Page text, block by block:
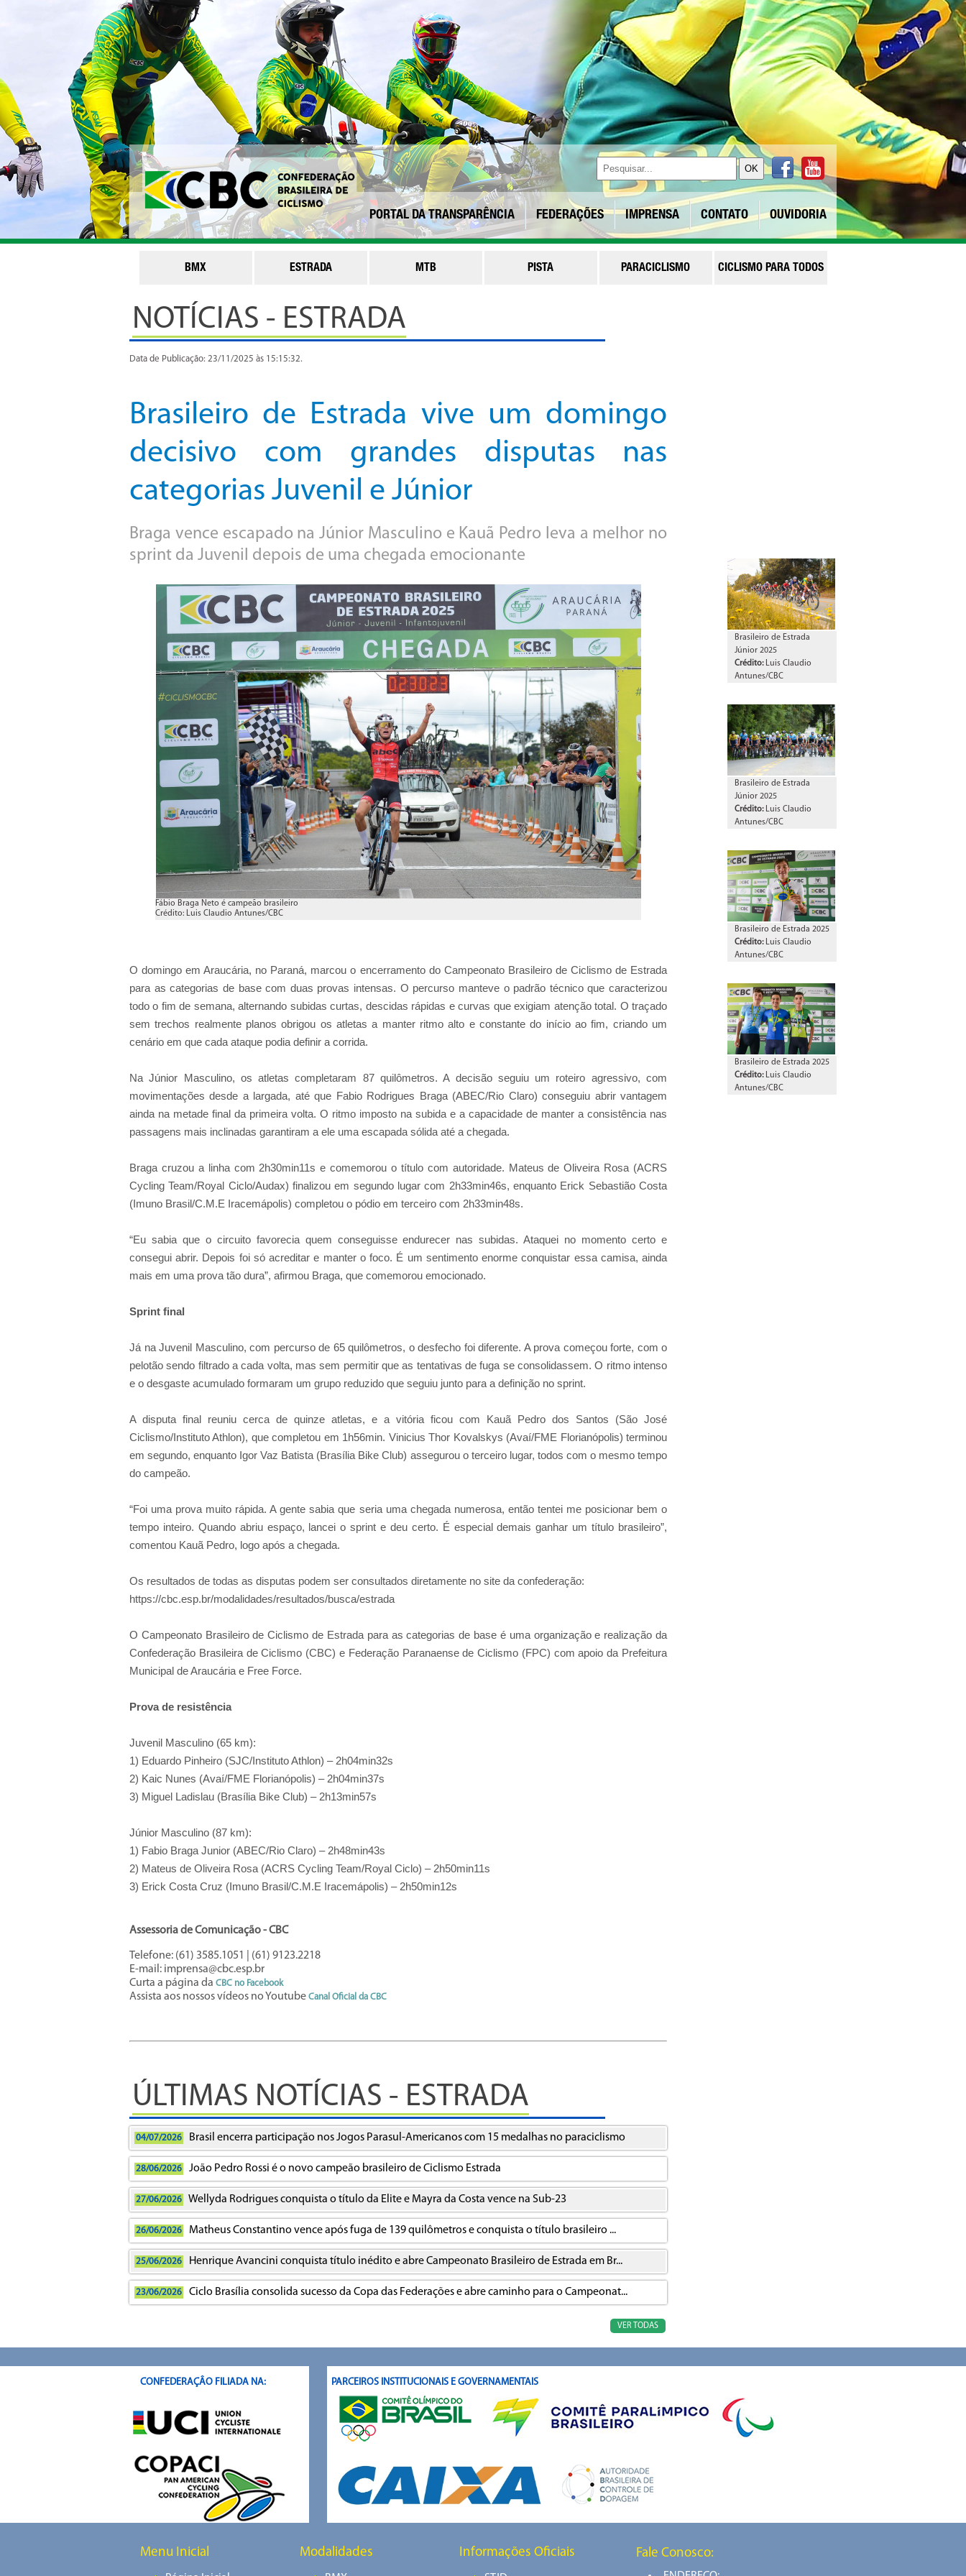
OK
OUVIDORIA
CONTATO
IMPRENSA
FEDERAÇÕES
PORTAL DA TRANSPARÊNCIA
BMX ESTRADA MTB PISTA PARACICLISMO CICLISMO PARA TODOS
NOTÍCIAS - ESTRADA
Data de Publicação: 23/11/2025 às 15:15:32.
Brasileiro de Estrada vive um domingo
decisivo com grandes disputas nas
categorias Juvenil e Júnior
Braga vence escapado na Júnior Masculino e Kauã Pedro leva a melhor no
sprint da Juvenil depois de uma chegada emocionante
Fábio Braga Neto é campeão brasileiro
Crédito: Luis Claudio Antunes/CBC
O domingo em Araucária, no Paraná, marcou o encerramento do Campeonato Brasileiro de Ciclismo de Estrada
para as categorias de base com duas provas intensas. O percurso manteve o padrão técnico que caracterizou
todo o fim de semana, alternando subidas curtas, descidas rápidas e curvas que exigiam atenção total. O traçado
sem trechos realmente planos obrigou os atletas a manter ritmo alto e constante do início ao fim, criando um
cenário em que cada ataque podia definir a corrida.
Na Júnior Masculino, os atletas completaram 87 quilômetros. A decisão seguiu um roteiro agressivo, com
movimentações desde a largada, até que Fabio Rodrigues Braga (ABEC/Rio Claro) conseguiu abrir vantagem
ainda na metade final da primeira volta. O ritmo imposto na subida e a capacidade de manter a consistência nas
passagens mais inclinadas garantiram a ele uma escapada sólida até a chegada.
Braga cruzou a linha com 2h30min11s e comemorou o título com autoridade. Mateus de Oliveira Rosa (ACRS
Cycling Team/Royal Ciclo/Audax) finalizou em segundo lugar com 2h33min46s, enquanto Erick Sebastião Costa
(Imuno Brasil/C.M.E Iracemápolis) completou o pódio em terceiro com 2h33min48s.
“Eu sabia que o circuito favorecia quem conseguisse endurecer nas subidas. Ataquei no momento certo e
consegui abrir. Depois foi só acreditar e manter o foco. É um sentimento enorme conquistar essa camisa, ainda
mais em uma prova tão dura”, afirmou Braga, que comemorou emocionado.
Sprint final
Já na Juvenil Masculino, com percurso de 65 quilômetros, o desfecho foi diferente. A prova começou forte, com o
pelotão sendo filtrado a cada volta, mas sem permitir que as tentativas de fuga se consolidassem. O ritmo intenso
e o desgaste acumulado formaram um grupo reduzido que seguiu junto para a definição no sprint.
A disputa final reuniu cerca de quinze atletas, e a vitória ficou com Kauã Pedro dos Santos (São José
Ciclismo/Instituto Athlon), que completou em 1h56min. Vinicius Thor Kovalskys (Avaí/FME Florianópolis) terminou
em segundo, enquanto Igor Vaz Batista (Brasília Bike Club) assegurou o terceiro lugar, todos com o mesmo tempo
do campeão.
“Foi uma prova muito rápida. A gente sabia que seria uma chegada numerosa, então tentei me posicionar bem o
tempo inteiro. Quando abriu espaço, lancei o sprint e deu certo. É especial demais ganhar um título brasileiro”,
comentou Kauã Pedro, logo após a chegada.
Os resultados de todas as disputas podem ser consultados diretamente no site da confederação:
https://cbc.esp.br/modalidades/resultados/busca/estrada
O Campeonato Brasileiro de Ciclismo de Estrada para as categorias de base é uma organização e realização da
Confederação Brasileira de Ciclismo (CBC) e Federação Paranaense de Ciclismo (FPC) com apoio da Prefeitura
Municipal de Araucária e Free Force.
Prova de resistência
Juvenil Masculino (65 km):
1‎) Eduardo Pinheiro (SJC/Instituto Athlon) – 2h04min32s
2‎) Kaic Nunes (Avaí/FME Florianópolis) – 2h04min37s
3‎) Miguel Ladislau (Brasília Bike Club) – 2h13min57s
Júnior Masculino (87 km):
1‎) Fabio Braga Junior (ABEC/Rio Claro) – 2h48min43s
2‎) Mateus de Oliveira Rosa (ACRS Cycling Team/Royal Ciclo) – 2h50min11s
3‎) Erick Costa Cruz (Imuno Brasil/C.M.E Iracemápolis) – 2h50min12s
Assessoria de Comunicação - CBC
Telefone: (61) 3585.1051 | (61) 9123.2218
E-mail: imprensa@cbc.esp.br
Curta a página da CBC no Facebook
Assista aos nossos vídeos no Youtube Canal Oficial da CBC
ÚLTIMAS NOTÍCIAS - ESTRADA
04/07/2026 Brasil encerra participação nos Jogos Parasul-Americanos com 15 medalhas no paraciclismo
28/06/2026 João Pedro Rossi é o novo campeão brasileiro de Ciclismo Estrada
27/06/2026 Wellyda Rodrigues conquista o título da Elite e Mayra da Costa vence na Sub-23
26/06/2026 Matheus Constantino vence após fuga de 139 quilômetros e conquista o título brasileiro ...
25/06/2026 Henrique Avancini conquista título inédito e abre Campeonato Brasileiro de Estrada em Br...
23/06/2026 Ciclo Brasília consolida sucesso da Copa das Federações e abre caminho para o Campeonat...
VER TODAS
Brasileiro de Estrada
Júnior 2025
Crédito:Luis Claudio
Antunes/CBC
Brasileiro de Estrada
Júnior 2025
Crédito:Luis Claudio
Antunes/CBC
Brasileiro de Estrada 2025
Crédito:Luis Claudio
Antunes/CBC
Brasileiro de Estrada 2025
Crédito:Luis Claudio
Antunes/CBC
CONFEDERAÇÂO FILIADA NA: PARCEIROS INSTITUCIONAIS E GOVERNAMENTAIS
Menu Inicial Modalidades Informações Oficiais Fale Conosco: